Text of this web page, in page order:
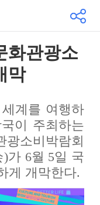
화관광소
막
계를 여행하
이 주최하는
소비박람회
가 6월 5일 국
게 개막한다.